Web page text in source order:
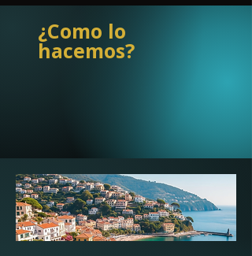
¿Como lo
hacemos?